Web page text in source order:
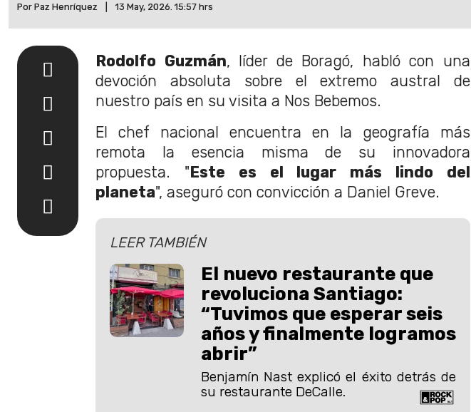
Por Paz Henríquez 13 May, 2026. 15:57 hrs
Rodolfo Guzmán, líder de Boragó, habló con una
devoción absoluta sobre el extremo austral de
nuestro país en su visita a Nos Bebemos.
El chef nacional encuentra en la geografía más
remota la esencia misma de su innovadora
propuesta. "Este es el lugar más lindo del
planeta", aseguró con convicción a Daniel Greve.
LEER TAMBIÉN
El nuevo restaurante que
revoluciona Santiago:
“Tuvimos que esperar seis
años y finalmente logramos
abrir”
Benjamín Nast explicó el éxito detrás de
su restaurante DeCalle.